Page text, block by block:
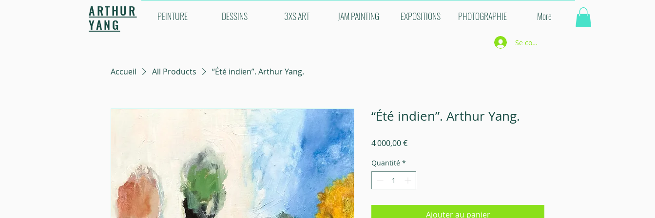
ARTHUR
YANG
PEINTURE DESSINS 3XS ART JAM PAINTING EXPOSITIONS PHOTOGRAPHIE More
Se connecter
Accueil All Products “Été indien”. Arthur Yang.
“Été indien”. Arthur Yang.
4 000,00 €Prix
Quantité *
Ajouter au panier